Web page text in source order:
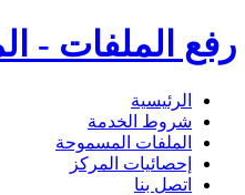
رفع الملفات -
الرئيسية
شروط الخدمة
الملفات المسموحة
إحصائيات المركز
اتصل بنا